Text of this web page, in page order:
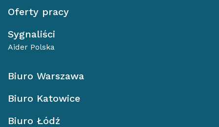
Oferty pracy
Sygnaliści
Aider Polska
Biuro Warszawa
Biuro Katowice
Biuro Łódź